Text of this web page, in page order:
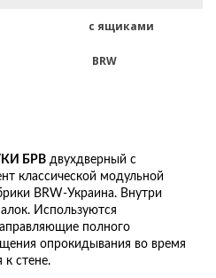
с ящиками
BRW
БРВдвухдверный с
классической модульной
BRW-Украина. Внутри
Используются
полного
опрокидывания во время
к стене.